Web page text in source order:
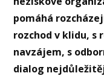
pomáhá
rozchod v klidu, s
navzájem, s
dialog